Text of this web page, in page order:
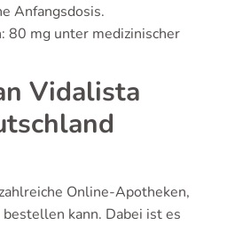
Anfangsdosis.
80 mg unter medizinischer
Vidalista
Online-Apotheken,
kann. Dabei ist es